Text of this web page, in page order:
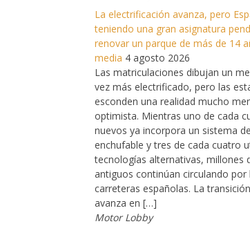
La electrificación avanza, pero
teniendo una gran asignatura
renovar un parque de más de 14
media 4 agosto 2026
Las matriculaciones dibujan un
vez más electrificado, pero las
esconden una realidad mucho
optimista. Mientras uno de cada
nuevos ya incorpora un sistema
enchufable y tres de cada cuatro
tecnologías alternativas, millones
antiguos continúan circulando por
carreteras españolas. La
avanza en […]
Motor Lobby